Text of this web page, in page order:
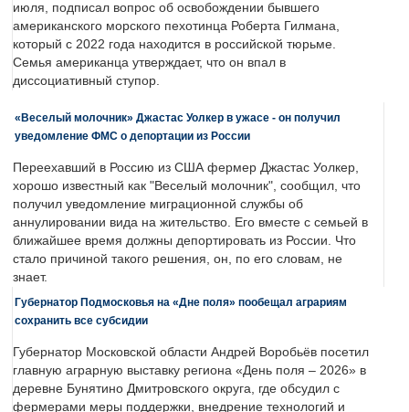
июля, подписал вопрос об освобождении бывшего
американского морского пехотинца Роберта Гилмана,
который с 2022 года находится в российской тюрьме.
Семья американца утверждает, что он впал в
диссоциативный ступор.
«Веселый молочник» Джастас Уолкер в ужасе - он получил
уведомление ФМС о депортации из России
Переехавший в Россию из США фермер Джастас Уолкер,
хорошо известный как "Веселый молочник", сообщил, что
получил уведомление миграционной службы об
аннулировании вида на жительство. Его вместе с семьей в
ближайшее время должны депортировать из России. Что
стало причиной такого решения, он, по его словам, не
знает.
Губернатор Подмосковья на «Дне поля» пообещал аграриям
сохранить все субсидии
Губернатор Московской области Андрей Воробьёв посетил
главную аграрную выставку региона «День поля – 2026» в
деревне Бунятино Дмитровского округа, где обсудил с
фермерами меры поддержки, внедрение технологий и